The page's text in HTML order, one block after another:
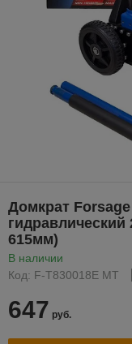
Домкрат Forsage
615мм)
В наличии
Код: F-T830018E MT
647 руб.